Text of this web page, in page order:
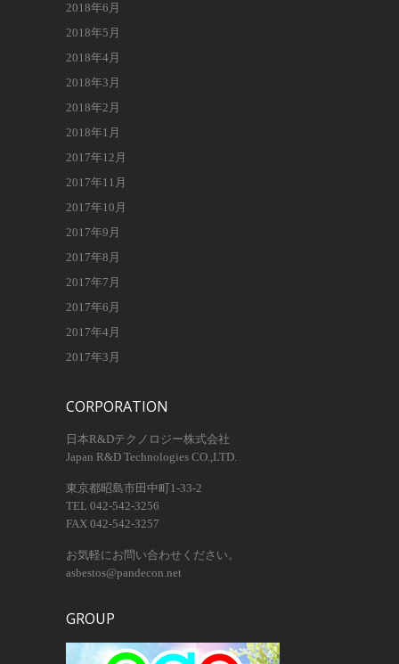
2018年6月
2018年5月
2018年4月
2018年3月
2018年2月
2018年1月
2017年12月
2017年11月
2017年10月
2017年9月
2017年8月
2017年7月
2017年6月
2017年4月
2017年3月
CORPORATION
日本R&Dテクノロジー株式会社
Japan R&D Technologies CO.,LTD.
東京都昭島市田中町1-33-2
TEL 042-542-3256
FAX 042-542-3257
お気軽にお問い合わせください。
asbestos@pandecon.net
GROUP